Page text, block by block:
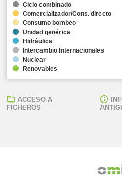
Ciclo combinado
Comercializador/Cons. directo
Consumo bombeo
Unidad genérica
Hidráulica
Intercambio Internacionales
Nuclear
Renovables
ACCESO A
FICHEROS